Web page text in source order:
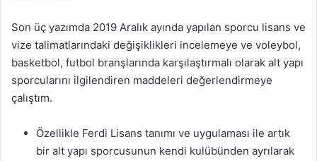
Son üç yazımda 2019 Aralık ayında yapılan sporcu lisans ve
vize talimatlarındaki değişiklikleri incelemeye ve voleybol,
basketbol, futbol branşlarında karşılaştırmalı olarak alt yapı
sporcularını ilgilendiren maddeleri değerlendirmeye
çalıştım.
Özellikle Ferdi Lisans tanımı ve uygulaması ile artık
bir alt yapı sporcusunun kendi kulübünden ayrılarak